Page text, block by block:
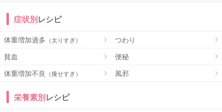
症状別レシピ
体重増加過多 （太りすぎ）
つわり
貧血
便秘
体重増加不良 （痩せすぎ） 風邪
栄養素別レシピ